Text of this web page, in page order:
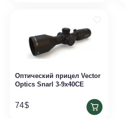
Оптический прицел Vector
Optics Snarl 3-9x40CE
74$